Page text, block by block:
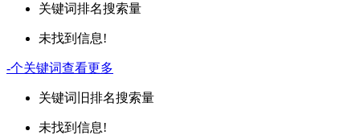
关键词排名搜索量
未找到信息!
-个关键词查看更多
关键词 旧排名搜索量
未找到信息!